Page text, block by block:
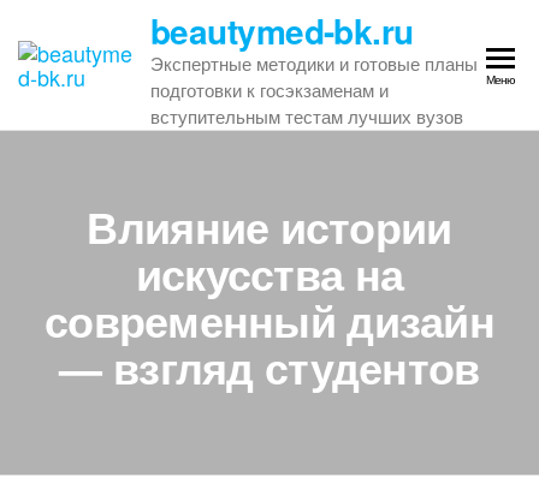
содержимому
beautymed-bk.ru
Экспертные методики и готовые планы
подготовки к госэкзаменам и
вступительным тестам лучших вузов
Меню
Влияние истории
искусства на
современный дизайн
— взгляд студентов